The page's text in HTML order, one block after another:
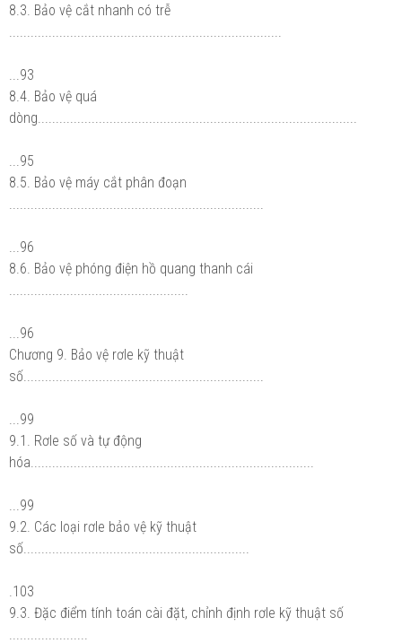
8.3. Bảo vệ cắt nhanh có trễ
...93
8.4. Bảo vệ quá
dòng.........................................................................................
...95
8.5. Bảo vệ máy cắt phân đoạn
...96
8.6. Bảo vệ phóng điện hồ quang thanh cái
...96
Chương 9. Bảo vệ rơle kỹ thuật
số...................................................................
...99
9.1. Rơle số và tự động
hóa...............................................................................
...99
9.2. Các loại rơle bảo vệ kỹ thuật
số...............................................................
.103
9.3. Đặc điểm tính toán cài đặt, chỉnh định rơle kỹ thuật số